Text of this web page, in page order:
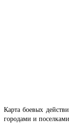
Карта боевых
городами и